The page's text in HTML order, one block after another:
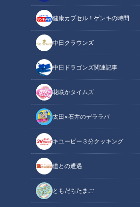
健康カプセル！ゲンキの時間
中日クラウンズ
中日ドラゴンズ関連記事
花咲かタイムズ
太田×石井のデララバ
キユーピー３分クッキング
道との遭遇
ともだちたまご
2026/05/28 06:03
CBCテレビ『チャント！』
チャント！
友廣南実の地元いいとこ自転車旅